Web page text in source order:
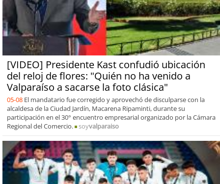
[VIDEO] Presidente Kast confudió ubicación
del reloj de flores: "Quién no ha venido a
Valparaíso a sacarse la foto clásica"
05-08 El mandatario fue corregido y aprovechó de disculparse con la
alcaldesa de la Ciudad Jardín, Macarena Ripaminti, durante su
participación en el 30° encuentro empresarial organizado por la Cámara
Regional del Comercio.
soyvalparaiso